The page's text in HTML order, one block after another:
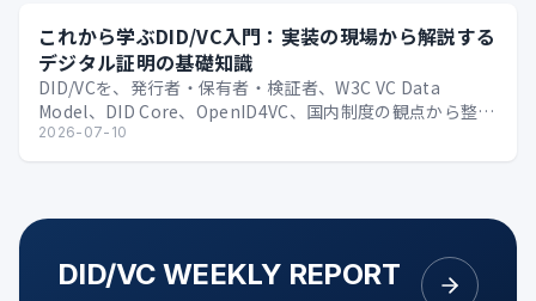
これから学ぶDID/VC入門：実装の現場から解説する
デジタル証明の基礎知識
DID/VCを、発行者・保有者・検証者、W3C VC Data
Model、DID Core、OpenID4VC、国内制度の観点から整理
する技術入門。
2026-07-10
DID/VC WEEKLY REPORT